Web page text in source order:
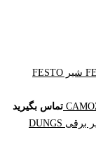
شیر FESTO
تماس بگیرید
شیر برقی DUNGS